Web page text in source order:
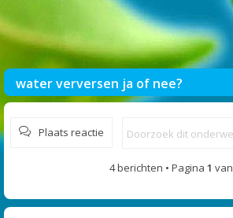
water verversen ja of nee?
Plaats reactie
4 berichten • Pagina 1 van